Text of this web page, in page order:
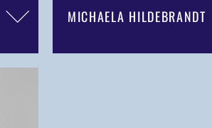
MICHAELA HILDEBRANDT